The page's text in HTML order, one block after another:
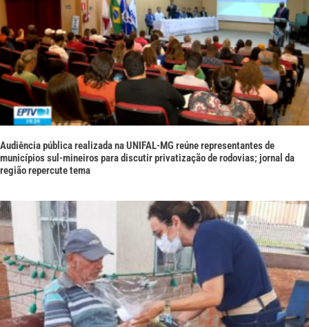
Audiência pública realizada na UNIFAL-MG reúne representantes de
municípios sul-mineiros para discutir privatização de rodovias; jornal da
região repercute tema